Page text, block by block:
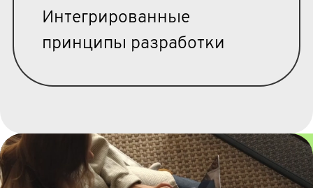
Интегрированные
принципы разработки